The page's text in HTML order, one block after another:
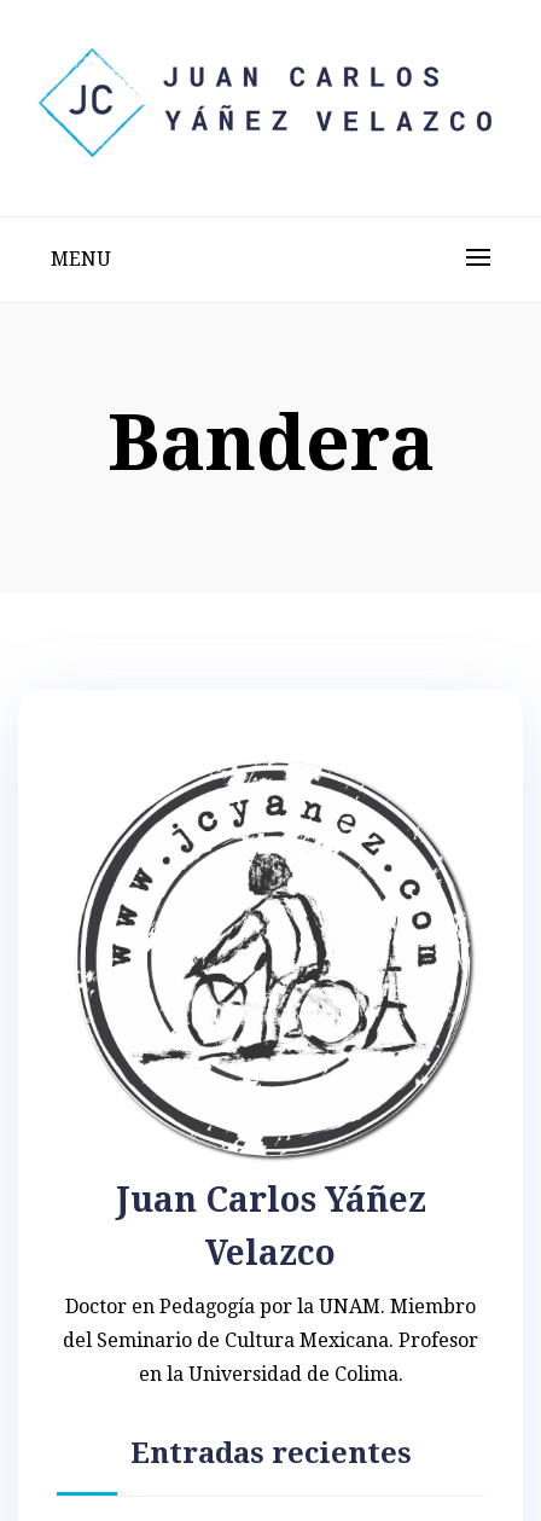
content
MENU
Bandera
Juan Carlos Yáñez
Velazco
Doctor en Pedagogía por la UNAM. Miembro
del Seminario de Cultura Mexicana. Profesor
en la Universidad de Colima.
Entradas recientes